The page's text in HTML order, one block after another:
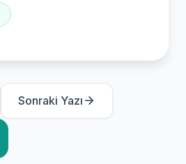
Sonraki Yazı